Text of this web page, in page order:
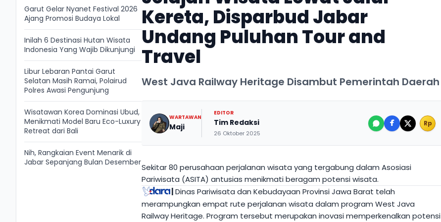
Garut Gelar Nyanet Festival 2026
Ajang Promosi Budaya Lokal
Inilah 6 Destinasi Hutan Wisata
Indonesia Yang Wajib Dikunjungi
Libur Lebaran Pantai Garut
Selatan Masih Ramai, Polairud
Polres Awasi Pengunjung
Wisatawan Korea Dominasi Ubud,
Menikmati Model Baru Eco-Luxury
Retreat dari Bali
Nih, Rangkaian Event Menarik di
Jabar Sepanjang Bulan Desember
Kereta, Disparbud Jabar
Undang Puluhan Tour and
Travel
West Java Railway Heritage Disambut Pemerintah Daerah
WARTAWAN
Maji
EDITOR
Tim Redaksi
26 Oktober 2025
Rp
Sekitar 80 perusahaan perjalanan wisata yang tergabung dalam Asosiasi
Pariwisata (ASITA) antusias menikmati beragam potensi wisata.
|Dinas Pariwisata dan Kebudayaan Provinsi Jawa Barat telah
merampungkan empat rute perjalanan wisata dalam program West Java
Railway Heritage. Program tersebut merupakan inovasi memperkenalkan potensi